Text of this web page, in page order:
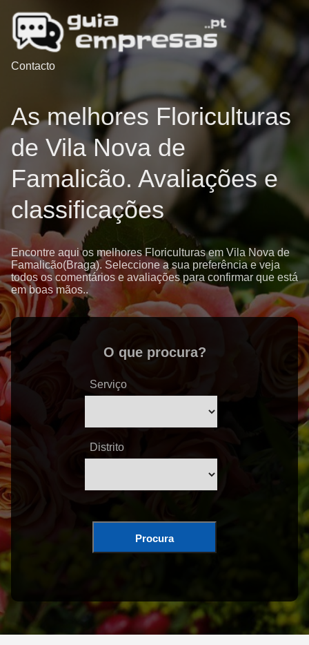
Contacto
As melhores Floriculturas
de Vila Nova de
Famalicão. Avaliações e
classificações
Encontre aqui os melhores Floriculturas em Vila Nova de
Famalicão(Braga). Seleccione a sua preferência e veja
todos os comentários e avaliações para confirmar que está
em boas mãos..
O que procura?
Serviço
Distrito
Procura